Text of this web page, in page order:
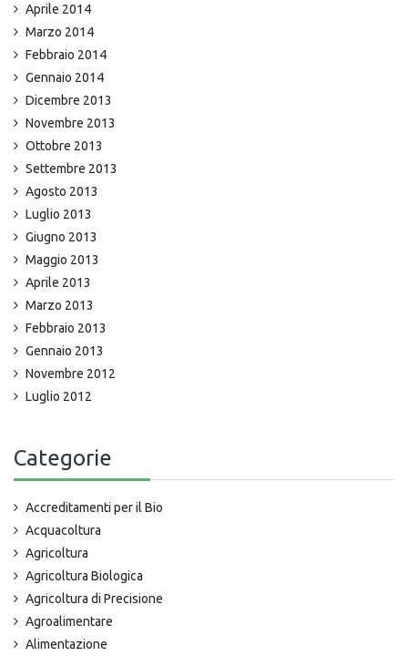
Aprile 2014
Marzo 2014
Febbraio 2014
Gennaio 2014
Dicembre 2013
Novembre 2013
Ottobre 2013
Settembre 2013
Agosto 2013
Luglio 2013
Giugno 2013
Maggio 2013
Aprile 2013
Marzo 2013
Febbraio 2013
Gennaio 2013
Novembre 2012
Luglio 2012
Categorie
Accreditamenti per il Bio
Acquacoltura
Agricoltura
Agricoltura Biologica
Agricoltura di Precisione
Agroalimentare
Alimentazione